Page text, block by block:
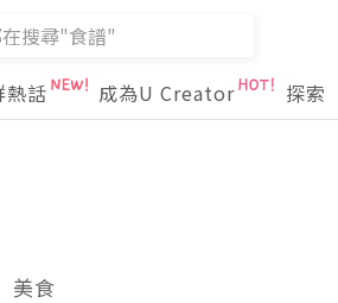
熱話 成為U Creator 探索
美食